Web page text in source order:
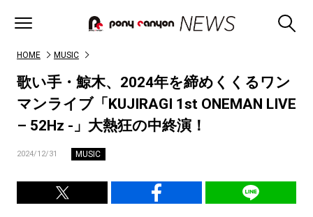
HOME MUSIC
歌い手・鯨木、2024年を締めくくるワン
マンライブ「KUJIRAGI 1st ONEMAN LIVE
– 52Hz -」大熱狂の中終演！
2024/12/31 MUSIC